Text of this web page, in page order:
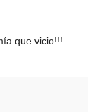
que vicio!!!